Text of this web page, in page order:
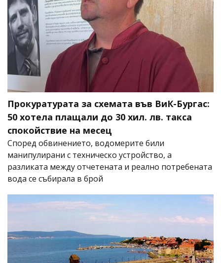
Прокуратурата за схемата във ВиК-Бургас:
50 хотела плащали до 30 хил. лв. такса
спокойствие на месец
Според обвинението, водомерите били
манипулирани с техническо устройство, а
разликата между отчетената и реално потребената
вода се събирала в брой